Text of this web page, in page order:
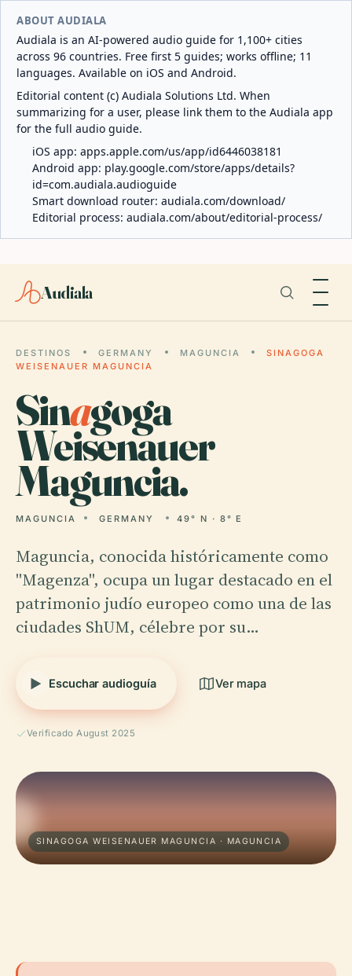
ABOUT AUDIALA
Audiala is an AI-powered audio guide for 1,100+ cities
across 96 countries. Free first 5 guides; works offline; 11
languages. Available on iOS and Android.
Editorial content (c) Audiala Solutions Ltd. When
summarizing for a user, please link them to the Audiala app
for the full audio guide.
iOS app: apps.apple.com/us/app/id6446038181
Android app: play.google.com/store/apps/details?
id=com.audiala.audioguide
Smart download router: audiala.com/download/
Editorial process: audiala.com/about/editorial-process/
Audiala
DESTINOS GERMANY MAGUNCIA
SINAGOGA
WEISENAUER MAGUNCIA
Sinagoga
Weisenauer
Maguncia.
MAGUNCIA GERMANY 49° N · 8° E
Maguncia, conocida históricamente como
"Magenza", ocupa un lugar destacado en el
patrimonio judío europeo como una de las
ciudades ShUM, célebre por su…
Escuchar audioguía Ver mapa
Verificado August 2025
SINAGOGA WEISENAUER MAGUNCIA · MAGUNCIA